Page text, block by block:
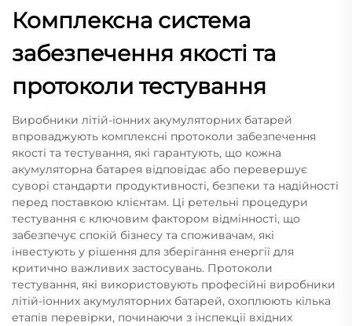
Комплексна система
забезпечення якості та
протоколи тестування
Виробники літій-іонних акумуляторних батарей
впроваджують комплексні протоколи забезпечення
якості та тестування, які гарантують, що кожна
акумуляторна батарея відповідає або перевершує
суворі стандарти продуктивності, безпеки та надійності
перед поставкою клієнтам. Ці ретельні процедури
тестування є ключовим фактором відмінності, що
забезпечує спокій бізнесу та споживачам, які
інвестують у рішення для зберігання енергії для
критично важливих застосувань. Протоколи
тестування, які використовують професійні виробники
літій-іонних акумуляторних батарей, охоплюють кілька
етапів перевірки, починаючи з інспекції вхідних